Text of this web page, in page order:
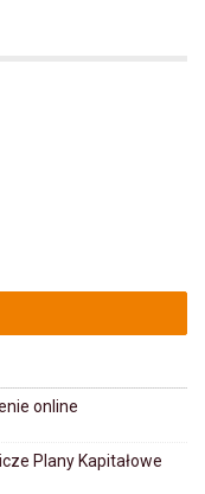
online
Plany Kapitałowe